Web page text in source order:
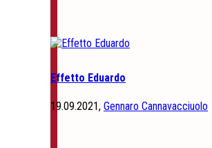
Effetto Eduardo
19.09.2021, Gennaro Cannavacciuolo